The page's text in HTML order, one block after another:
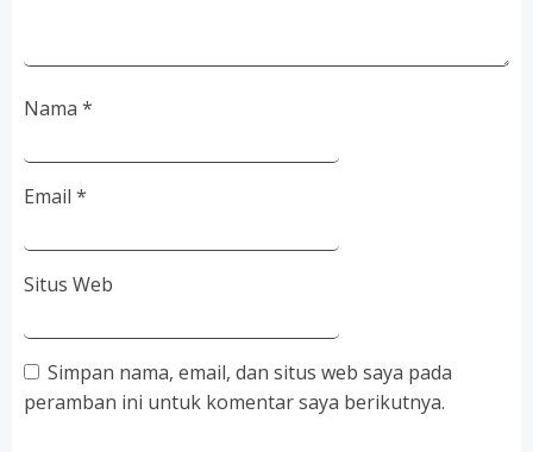
Nama *
Email *
Situs Web
Simpan nama, email, dan situs web saya pada
peramban ini untuk komentar saya berikutnya.